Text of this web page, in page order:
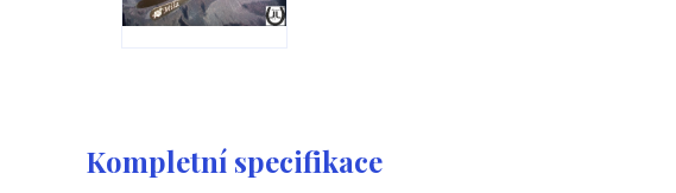
Kompletní specifikace